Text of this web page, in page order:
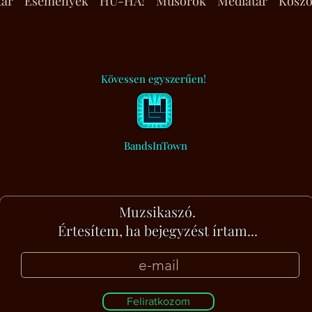
Kövessen egyszerűen!
BandsInTown
Muzsikaszó.
Értesítem, ha bejegyzést írtam...
Feliratkozom